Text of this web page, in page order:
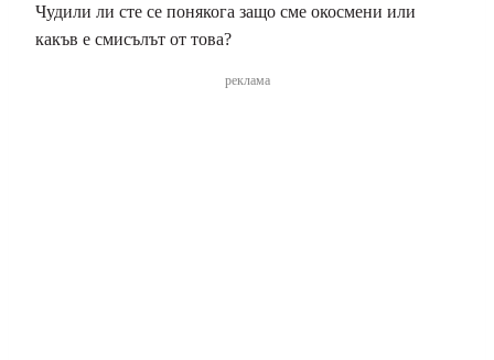
Чудили ли сте се понякога защо сме окосмени или
какъв е смисълът от това?
реклама